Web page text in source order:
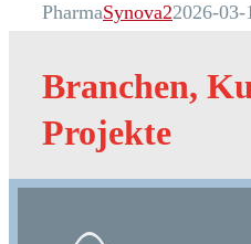
PharmaSynova22026-03-
Branchen,
Projekte